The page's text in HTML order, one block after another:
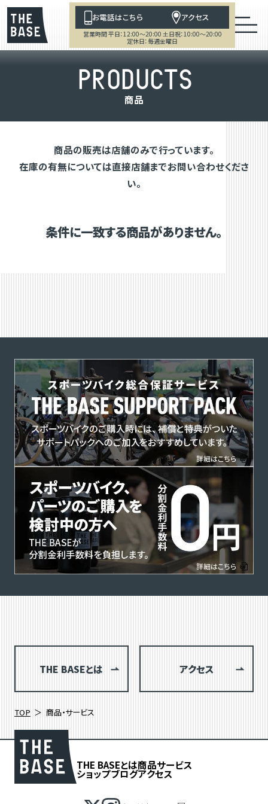
お電話はこちら アクセス
営業時間 平日：12:00～20:00 土日祝：10:00～20:00
定休日：毎週金曜日
PRODUCTS
商品
商品の販売は店舗のみで行っています。
在庫の有無については直接店舗までお問い合わせくださ
い。
条件に一致する商品がありません。
THE BASEとは アクセス
TOP 商品・サービス
THE BASEとは商品サービス
ショップブログアクセス